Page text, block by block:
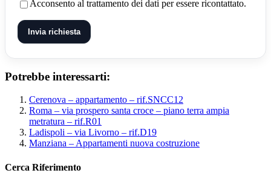
Acconsento al trattamento dei dati per essere ricontattato.
Invia richiesta
Potrebbe interessarti:
Cerenova – appartamento – rif.SNCC12
Roma – via prospero santa croce – piano terra ampia
metratura – rif.R01
Ladispoli – via Livorno – rif.D19
Manziana – Appartamenti nuova costruzione
Cerca Riferimento